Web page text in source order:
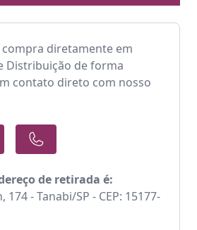
diretamente em
Distribuição de forma
contato direto com nosso
de retirada é:
174 - Tanabi/SP - CEP: 15177-